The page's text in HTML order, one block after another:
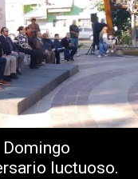
Domingo
luctuoso.